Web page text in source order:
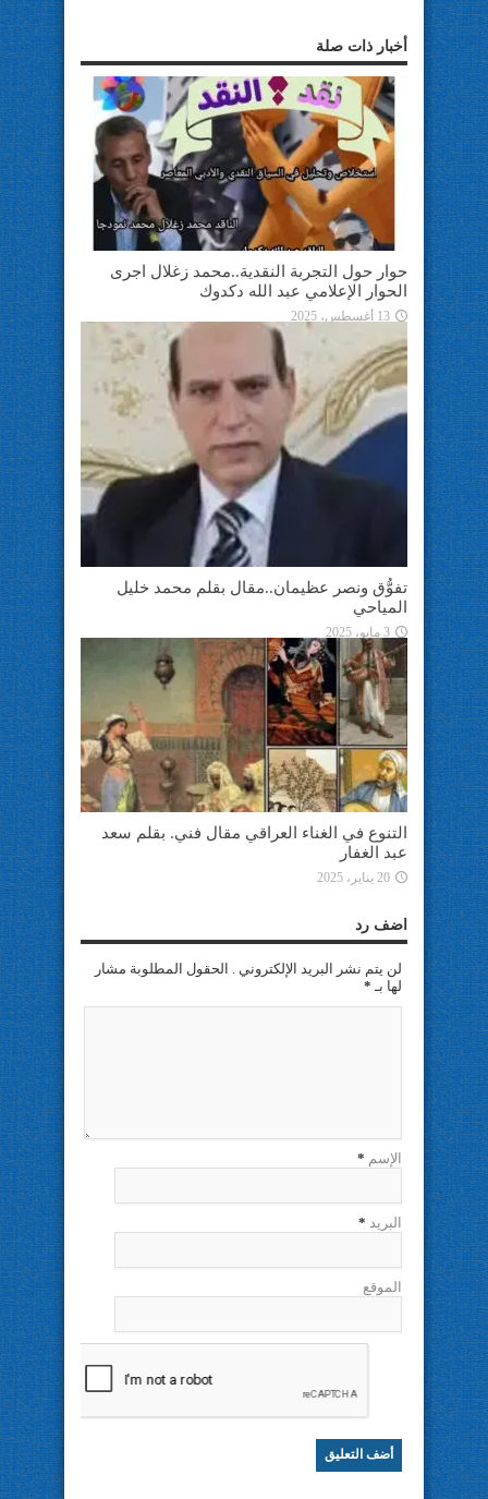
أخبار ذات صلة
حوار حول التجربة النقدية..محمد زغلال اجرى
الحوار الإعلامي عبد الله دكدوك
13 أغسطس، 2025
تفوُّق ونصر عظيمان..مقال بقلم محمد خليل
المياحي
3 مايو، 2025
التنوع في الغناء العراقي مقال فني. بقلم سعد
عبد الغفار
20 يناير، 2025
اضف رد
لن يتم نشر البريد الإلكتروني . الحقول المطلوبة مشار
لها بـ *
الإسم *
البريد *
الموقع